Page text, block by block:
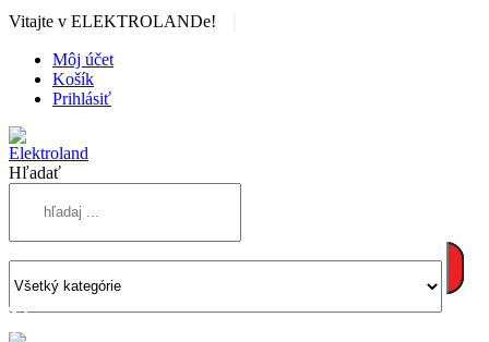
Vitajte v ELEKTROLANDe!
Môj účet
Košík
Prihlásiť
Hľadať